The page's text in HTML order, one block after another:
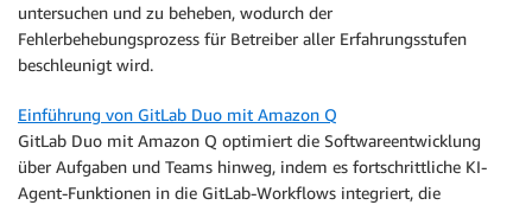
untersuchen und zu beheben, wodurch der
Fehlerbehebungsprozess für Betreiber aller Erfahrungsstufen
beschleunigt wird.
Einführung von GitLab Duo mit Amazon Q
GitLab Duo mit Amazon Q optimiert die Softwareentwicklung
über Aufgaben und Teams hinweg, indem es fortschrittliche KI-
Agent-Funktionen in die GitLab-Workflows integriert, die